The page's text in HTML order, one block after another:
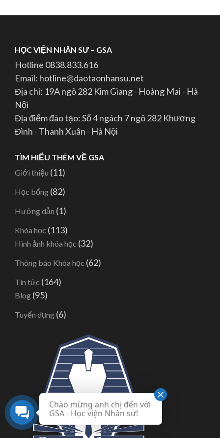
HỌC VIỆN NHÂN SƯ – GSA
Hotline 0838.833.616
Email: hotline@daotaonhansu.net
Địa chỉ: 19A ngõ 282 Kim Giang - Hoàng Mai - Hà
Nội
Địa điểm đào tạo: Số 4 ngách 7 ngõ 282 Khương
Đình - Thanh Xuân - Hà Nội
TÌM HIỂU THÊM VỀ GSA
Giới thiệu (11)
Học bổng (82)
Hướng dẫn (1)
Khóa học (113)
Hình ảnh khóa học (32)
Thông báo Khóa học (62)
Tin tức (164)
Blog (95)
Tuyển dụng (6)
Chào mừng anh chị đến với
GSA - Học viện Nhân sư!